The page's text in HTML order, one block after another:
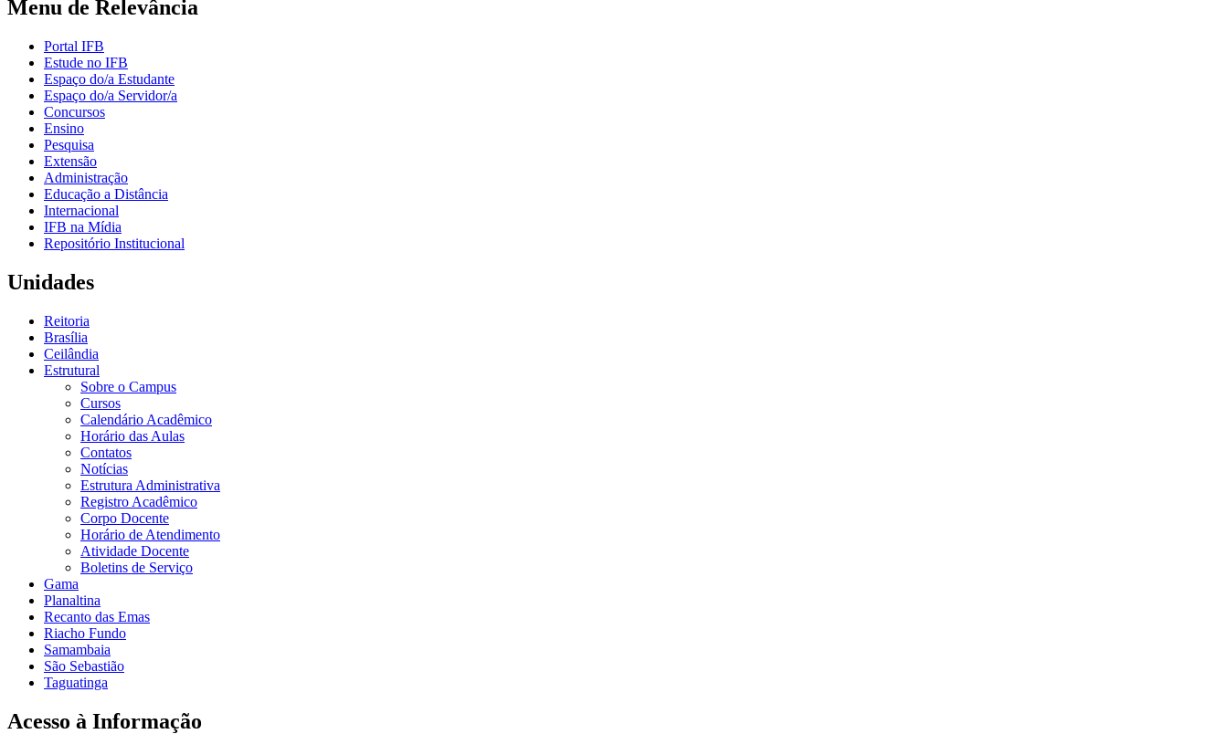
Menu de Relevância
Portal IFB
Estude no IFB
Espaço do/a Estudante
Espaço do/a Servidor/a
Concursos
Ensino
Pesquisa
Extensão
Administração
Educação a Distância
Internacional
IFB na Mídia
Repositório Institucional
Unidades
Reitoria
Brasília
Ceilândia
Estrutural
Sobre o Campus
Cursos
Calendário Acadêmico
Horário das Aulas
Contatos
Notícias
Estrutura Administrativa
Registro Acadêmico
Corpo Docente
Horário de Atendimento
Atividade Docente
Boletins de Serviço
Gama
Planaltina
Recanto das Emas
Riacho Fundo
Samambaia
São Sebastião
Taguatinga
Acesso à Informação